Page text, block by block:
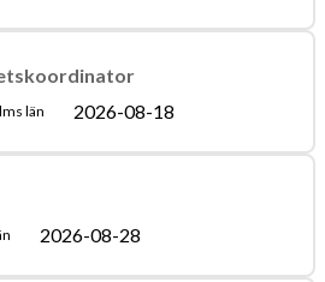
län 2026-08-18
2026-08-28